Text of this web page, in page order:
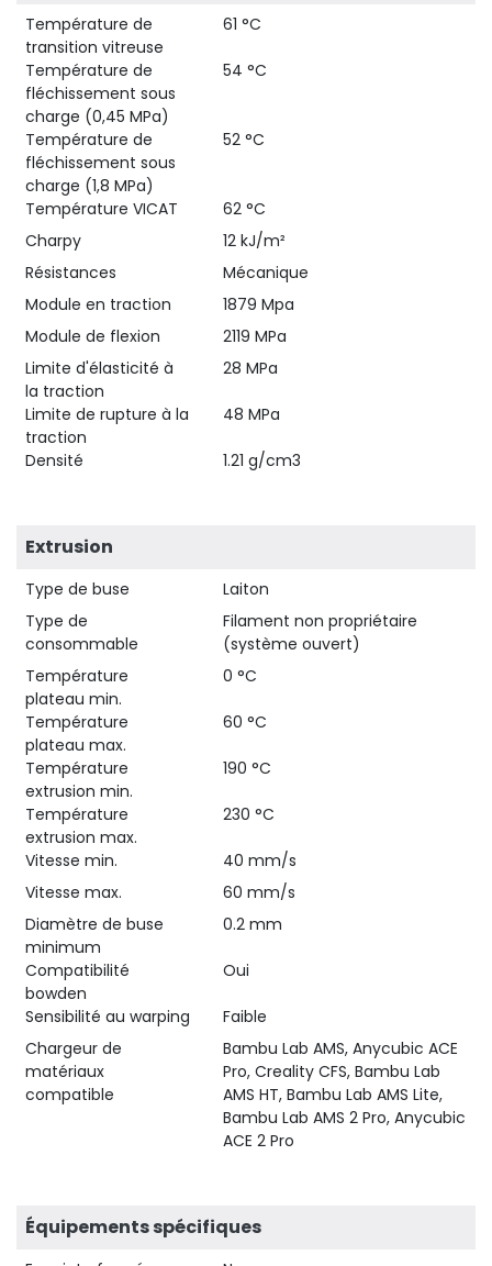
Température de
transition vitreuse
61 °C
Température de
fléchissement sous
charge (0,45 MPa)
54 °C
Température de
fléchissement sous
charge (1,8 MPa)
52 °C
Température VICAT
62 °C
Charpy
12 kJ/m²
Résistances
Mécanique
Module en traction
1879 Mpa
Module de flexion
2119 MPa
Limite d'élasticité à
la traction
28 MPa
Limite de rupture à la
traction
48 MPa
Densité 1.21 g/cm3
Extrusion
Type de buse
Laiton
Type de
consommable
Filament non propriétaire
(système ouvert)
Température
plateau min.
0 °C
Température
plateau max.
60 °C
Température
extrusion min.
190 °C
Température
extrusion max.
230 °C
Vitesse min.
40 mm/s
Vitesse max.
60 mm/s
Diamètre de buse
minimum
0.2 mm
Compatibilité
bowden
Oui
Sensibilité au warping
Faible
Chargeur de
matériaux
compatible
Bambu Lab AMS, Anycubic ACE
Pro, Creality CFS, Bambu Lab
AMS HT, Bambu Lab AMS Lite,
Bambu Lab AMS 2 Pro, Anycubic
ACE 2 Pro
Équipements spécifiques